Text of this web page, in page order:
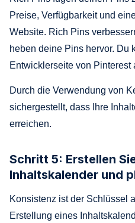
Preise, Verfügbarkeit und
Website. Rich Pins
heben deine Pins hervor. Du
Entwicklerseite von Pinterest
Durch die Verwendung von
sichergestellt, dass Ihre
erreichen.
Schritt 5: Erstellen
Inhaltskalender und
Konsistenz ist der Schlüssel
Erstellung eines